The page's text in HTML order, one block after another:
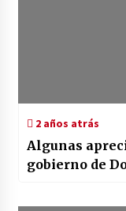
2 años atrás
Algunas
gobierno de